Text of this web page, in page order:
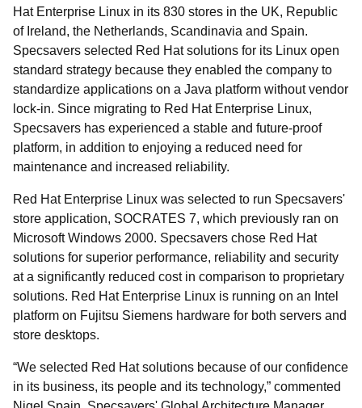
Hat Enterprise Linux in its 830 stores in the UK, Republic
of Ireland, the Netherlands, Scandinavia and Spain.
Specsavers selected Red Hat solutions for its Linux open
standard strategy because they enabled the company to
standardize applications on a Java platform without vendor
lock-in. Since migrating to Red Hat Enterprise Linux,
Specsavers has experienced a stable and future-proof
platform, in addition to enjoying a reduced need for
maintenance and increased reliability.
Red Hat Enterprise Linux was selected to run Specsavers'
store application, SOCRATES 7, which previously ran on
Microsoft Windows 2000. Specsavers chose Red Hat
solutions for superior performance, reliability and security
at a significantly reduced cost in comparison to proprietary
solutions. Red Hat Enterprise Linux is running on an Intel
platform on Fujitsu Siemens hardware for both servers and
store desktops.
We selected Red Hat solutions because of our confidence
in its business, its people and its technology, commented